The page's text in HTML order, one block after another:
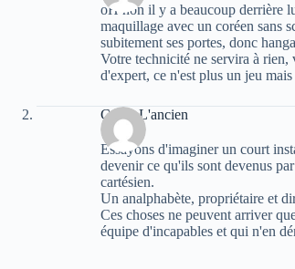
oH non il y a beaucoup derrière
maquillage avec un coréen sans
subitement ses portes, donc
Votre technicité ne servira à rien,
d'expert, ce n'est plus un jeu
Caton L'ancien
Essayons d'imaginer un court
devenir ce qu'ils sont devenus
cartésien.
Un analphabète, propriétaire et
Ces choses ne peuvent arriver
équipe d'incapables et qui n'en